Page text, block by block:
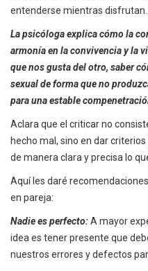
entenderse mientras disfrutan.
La psicóloga explica cómo la
armonía en la convivencia y la
que nos gusta del otro, saber
sexual de forma que no
para una estable
Aclara que el criticar no
hecho mal, sino en dar
de manera clara y precisa lo
Aquí les daré
en pareja:
Nadie es perfecto:A mayor
idea es tener presente que
nuestros errores y defectos